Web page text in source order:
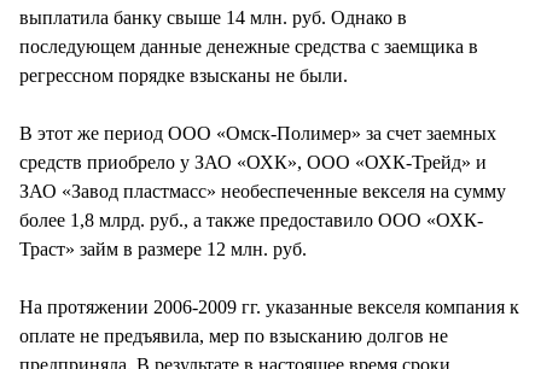
выплатила банку свыше 14 млн. руб. Однако в
последующем данные денежные средства с заемщика в
регрессном порядке взысканы не были.
В этот же период ООО «Омск-Полимер» за счет заемных
средств приобрело у ЗАО «ОХК», ООО «ОХК-Трейд» и
ЗАО «Завод пластмасс» необеспеченные векселя на сумму
более 1,8 млрд. руб., а также предоставило ООО «ОХК-
Траст» займ в размере 12 млн. руб.
На протяжении 2006-2009 гг. указанные векселя компания к
оплате не предъявила, мер по взысканию долгов не
предприняла. В результате в настоящее время сроки